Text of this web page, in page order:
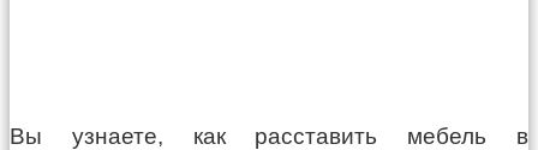
Вы узнаете, как расставить мебель в